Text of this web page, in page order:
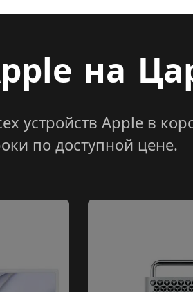
на
устройств Apple в
по доступной цене.